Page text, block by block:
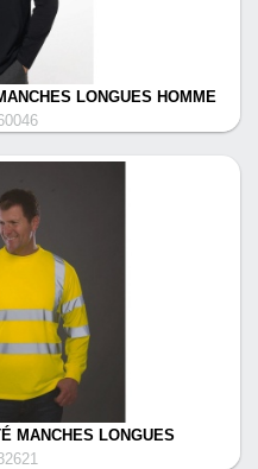
LONGUES HOMME
MANCHES LONGUES